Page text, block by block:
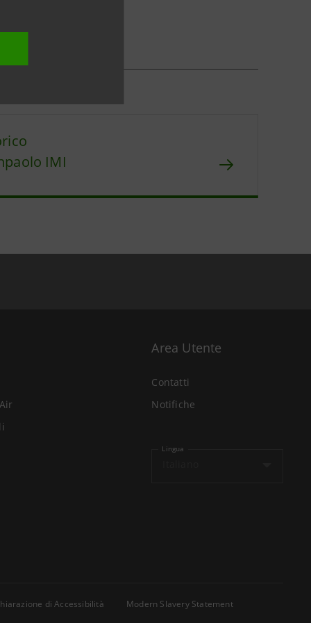
IMI
Area Utente
Contatti
Notifiche
Lingua
di Accessibilità
Modern Slavery Statement